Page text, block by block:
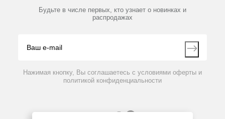
Производители
Партнеры
Контакты
Будьте в числе первых, кто узнает о новинках и
распродажах
Нажимая кнопку, Вы соглашаетесь с условиями оферты и
политикой конфиденциальности